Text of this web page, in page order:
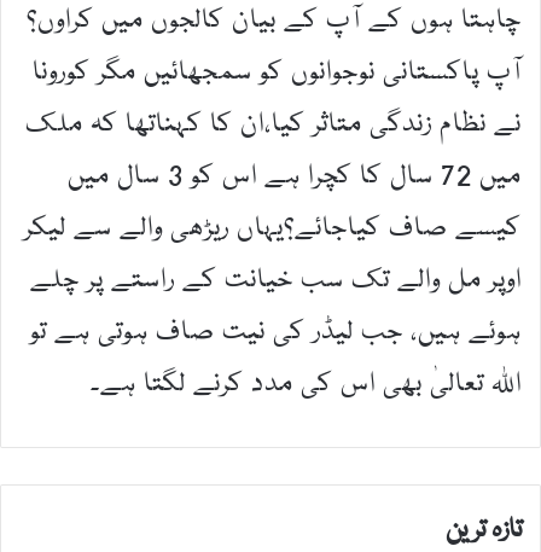
چاہتا ہوں کے آپ کے بیان کالجوں میں کراوں؟
آپ پاکستانی نوجوانوں کو سمجھائیں مگر کورونا
نے نظام زندگی متاثر کیا،ان کا کہناتھا کہ ملک
میں 72 سال کا کچرا ہے اس کو 3 سال میں
کیسے صاف کیاجائے؟یہاں ریڑھی والے سے لیکر
اوپر مل والے تک سب خیانت کے راستے پر چلے
ہوئے ہیں، جب لیڈر کی نیت صاف ہوتی ہے تو
اللہ تعالیٰ بھی اس کی مدد کرنے لگتا ہے۔
تازہ ترین